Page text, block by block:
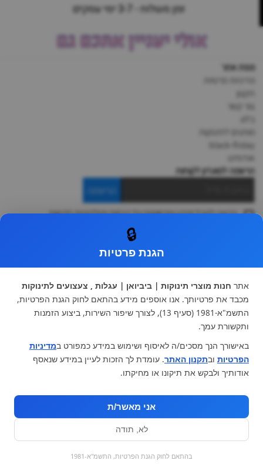
זמן משלוח - 3-7 ימי עסקים
אולי יעניין אתכם גם
מפת אתר
צור קשר
מותגים לתינוקות
black-friday
אודותינו
הרשמה למועדון לקוחות
הרשמה
ברצוני לקבל מידע ופרסומות על הנחות וקולקציות חדשות
עגלות וטיולונים
כיסא בטיחות ואביזרים
ריהוט לתינוקות
מצעים למיטת תינוק וטקסטיל
צעצועי ילדים
על גלגלים
הנקה והאכלה
מוצרי אמבטיה
מוזמנים לבקר אותנו:
🔒
הגנת פרטיות
אתר חנות מוצרי תינוקות | ביביואן | עגלות , צעצועים לתינוקות
מכבד את פרטיותך. אנו אוספים מידע בהתאם לחוק הגנת הפרטיות,
התשמ"א-1981 (סעיף 13), לצורך שיפור השירות, ביצוע הזמנות
ותקשורת עמך.
באישורך הנך מסכים/ה לאיסוף ושימוש במידע כמפורט במדיניות
הפרטיות ובתקנון האתר. עומדת לך הזכות לעיין במידע שנאסף
אודותיך ולבקש את תיקונו או מחיקתו.
אני מאשר/ת
לא, תודה
בהתאם לחוק הגנת הפרטיות, התשמ"א-1981